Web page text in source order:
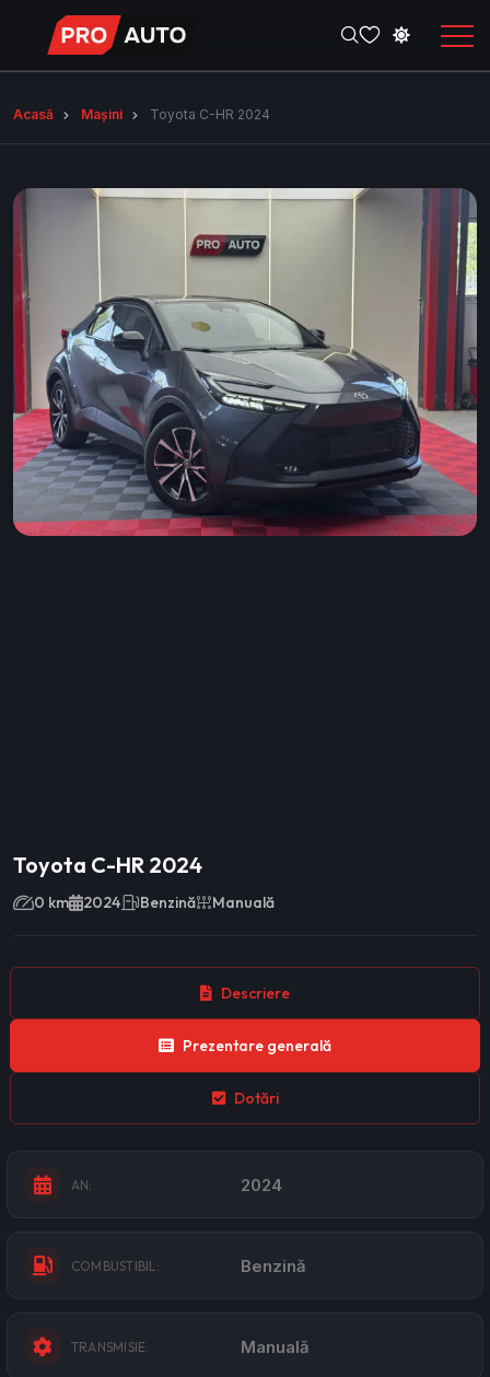
Acasă Mașini Toyota C-HR 2024
Toyota C-HR 2024
0 km 2024 Benzină Manuală
Descriere
Prezentare generală
Dotări
AN: 2024
COMBUSTIBIL: Benzină
TRANSMISIE: Manuală